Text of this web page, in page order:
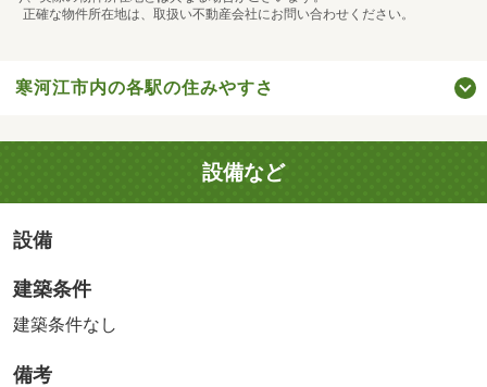
正確な物件所在地は、取扱い不動産会社にお問い合わせください。
寒河江市内の各駅の住みやすさ
設備など
設備
建築条件
建築条件なし
備考